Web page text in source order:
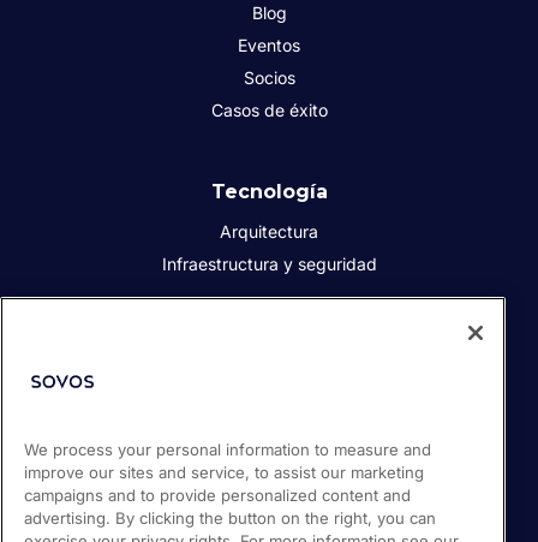
Blog
Eventos
Socios
Casos de éxito
Tecnología
Arquitectura
Infraestructura y seguridad
Prensa
Empleos
Soporte / Portal de clientes
We process your personal information to measure and
improve our sites and service, to assist our marketing
campaigns and to provide personalized content and
advertising. By clicking the button on the right, you can